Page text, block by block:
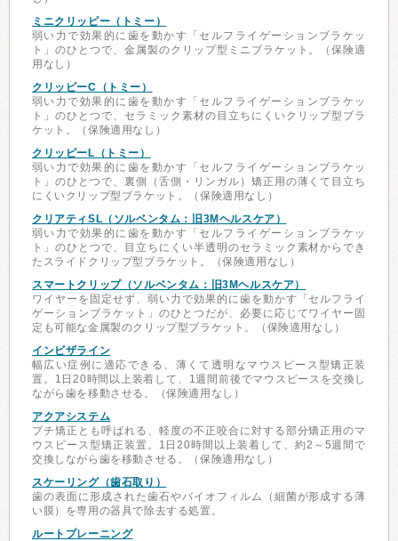
ミニクリッピー（トミー）
弱い力で効果的に歯を動かす「セルフライゲーションブラケッ
ト」のひとつで、金属製のクリップ型ミニブラケット。（保険適
用なし）
クリッピーC（トミー）
弱い力で効果的に歯を動かす「セルフライゲーションブラケッ
ト」のひとつで、セラミック素材の目立ちにくいクリップ型ブラ
ケット。（保険適用なし）
クリッピーL（トミー）
弱い力で効果的に歯を動かす「セルフライゲーションブラケッ
ト」のひとつで、裏側（舌側・リンガル）矯正用の薄くて目立ち
にくいクリップ型ブラケット。（保険適用なし）
クリアティSL（ソルベンタム：旧3Mヘルスケア）
弱い力で効果的に歯を動かす「セルフライゲーションブラケッ
ト」のひとつで、目立ちにくい半透明のセラミック素材からでき
たスライドクリップ型ブラケット。（保険適用なし）
スマートクリップ（ソルベンタム：旧3Mヘルスケア）
ワイヤーを固定せず、弱い力で効果的に歯を動かす「セルフライ
ゲーションブラケット」のひとつだが、必要に応じてワイヤー固
定も可能な金属製のクリップ型ブラケット。（保険適用なし）
インビザライン
幅広い症例に適応できる、薄くて透明なマウスピース型矯正装
置。1日20時間以上装着して、1週間前後でマウスピースを交換し
ながら歯を移動させる。（保険適用なし）
アクアシステム
プチ矯正とも呼ばれる、軽度の不正咬合に対する部分矯正用のマ
ウスピース型矯正装置。1日20時間以上装着して、約2～5週間で
交換しながら歯を移動させる。（保険適用なし）
スケーリング（歯石取り）
歯の表面に形成された歯石やバイオフィルム（細菌が形成する薄
い膜）を専用の器具で除去する処置。
ルートプレーニング